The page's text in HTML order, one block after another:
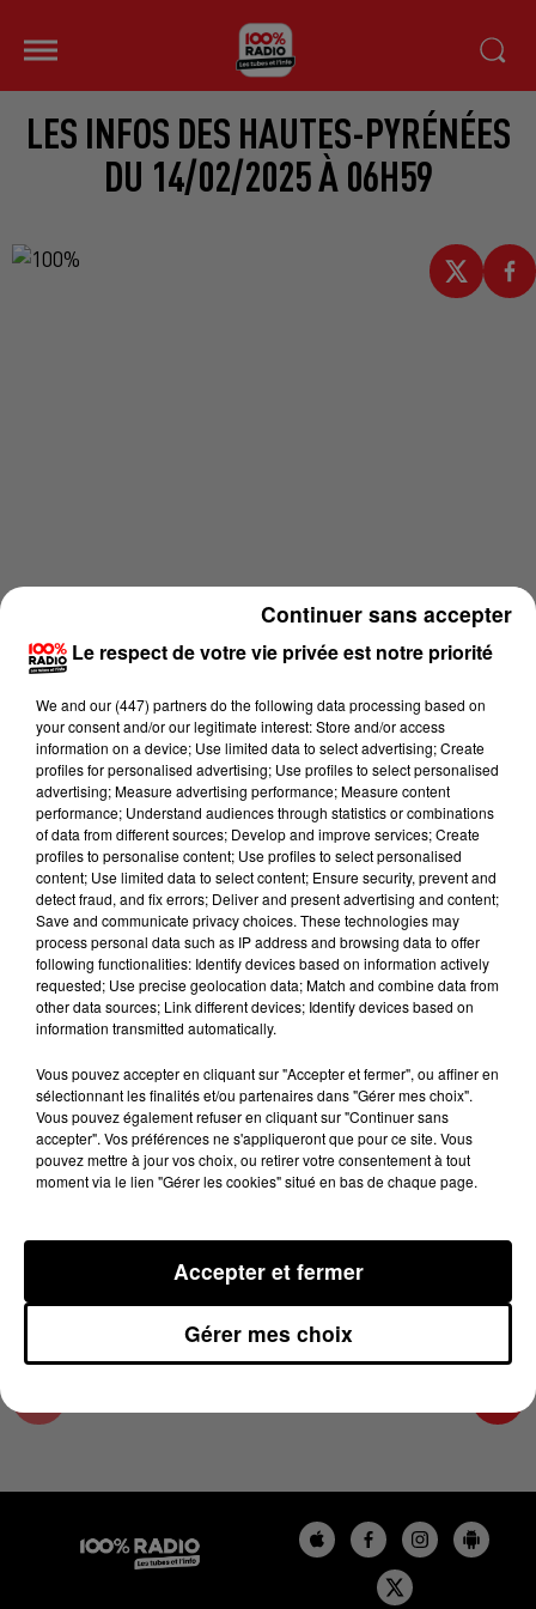
LES INFOS DES HAUTES-PYRÉNÉES
DU 14/02/2025 À 06H59
Lecture (4 min 11 sec)
100%
100% Radio les infos des Hautes-Pyrénées
14 février 2025 - 4 min 11 sec
LES INFOS DES HAUTES-PYRÉNÉES DU
14/02/2025 À 06H59
Podcasts infos des Hautes-Pyrénées
Le respect de votre vie privée est notre priorité
We and our (447) partnersdo the following data processing based on
your consent and/or our legitimate interest: Store and/or access
information on a device; Use limited data to select advertising; Create
profiles for personalised advertising; Use profiles to select personalised
advertising; Measure advertising performance; Measure content
performance; Understand audiences through statistics or combinations
of data from different sources; Develop and improve services; Create
profiles to personalise content; Use profiles to select personalised
content; Use limited data to select content; Ensure security, prevent and
detect fraud, and fix errors; Deliver and present advertising and content;
Save and communicate privacy choices. These technologies may
process personal data such as IP address and browsing data to offer
following functionalities: Identify devices based on information actively
requested; Use precise geolocation data; Match and combine data from
other data sources; Link different devices; Identify devices based on
information transmitted automatically.
Vous pouvez accepter en cliquant sur "Accepter et fermer", ou affiner en
sélectionnant les finalités et/ou partenaires dans "Gérer mes choix".
Vous pouvez également refuser en cliquant sur "Continuer sans
accepter". Vos préférences ne s'appliqueront que pour ce site. Vous
pouvez mettre à jour vos choix, ou retirer votre consentement à tout
moment via le lien "Gérer les cookies" situé en bas de chaque page.
Gérer mes choix
Accepter et fermer
Continuer sans accepter